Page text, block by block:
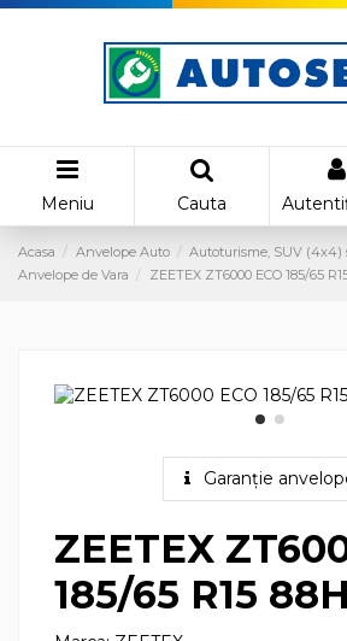
Meniu Cauta
Acasa Anvelope Auto
Autoturisme, SUV (4x4)
Anvelope de Vara
ZEETEX ZT6000 ECO 185/65
Garanție
ZEETEX
185/65 R15 88H